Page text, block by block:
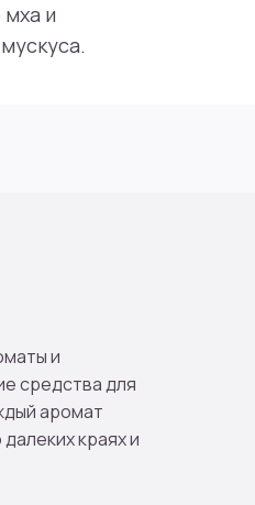
и
и
средства для
аромат
краях и